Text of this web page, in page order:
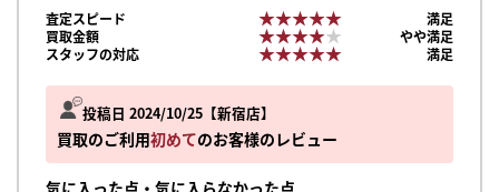
投稿日 2024/10/25 新宿店
買取のご利用初めてのお客様のレビュー
査定スピード ★★★★★
★★★★★
満足
買取金額
★★★★★
★★★★★
やや満足
スタッフの対応
★★★★★
★★★★★ 満足
まずは
かんたん30秒でお試し査定